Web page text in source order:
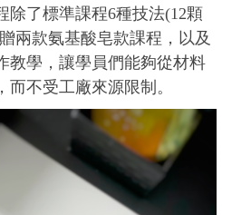
除了標準課程6種技法(12顆
兩款氨基酸皂款課程，以及
教學，讓學員們能夠從材料
而不受工廠來源限制。